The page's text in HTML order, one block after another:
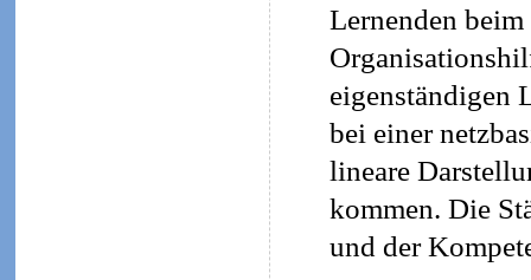
Lernenden
eigenständigen
bei einer
lineare
kommen. Die
und der